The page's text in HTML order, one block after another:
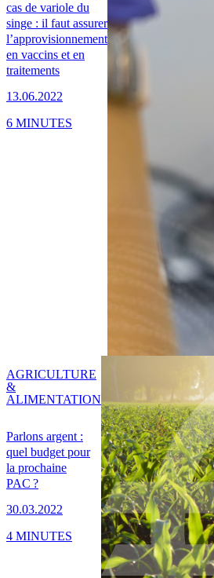
cas de variole du
singe : il faut assurer
l’approvisionnement
en vaccins et en
traitements
13.06.2022
6 MINUTES
Parlons argent :
quel budget pour
la prochaine
PAC ?
30.03.2022
AGRICULTURE
&
ALIMENTATION
4 MINUTES